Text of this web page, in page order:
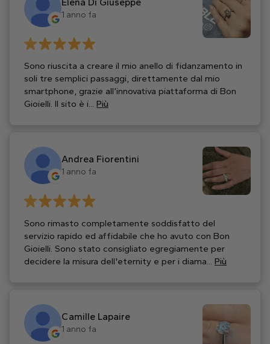
1 anno fa
Sono riuscita a creare il mio anello di fidanzamento in
soli tre semplici passaggi, direttamente dal mio
smartphone, grazie all’innovativa piattaforma di Bon
Gioielli. Il sito è i... Più
Andrea Fiorentini
1 anno fa
Sono rimasto completamente soddisfatto del
servizio rapido ed affidabile che ho avuto con Bon
Gioielli. Sono stato consigliato egregiamente per
decidere la misura dell'eternity e per i diama... Più
Camille Lapaire
1 anno fa